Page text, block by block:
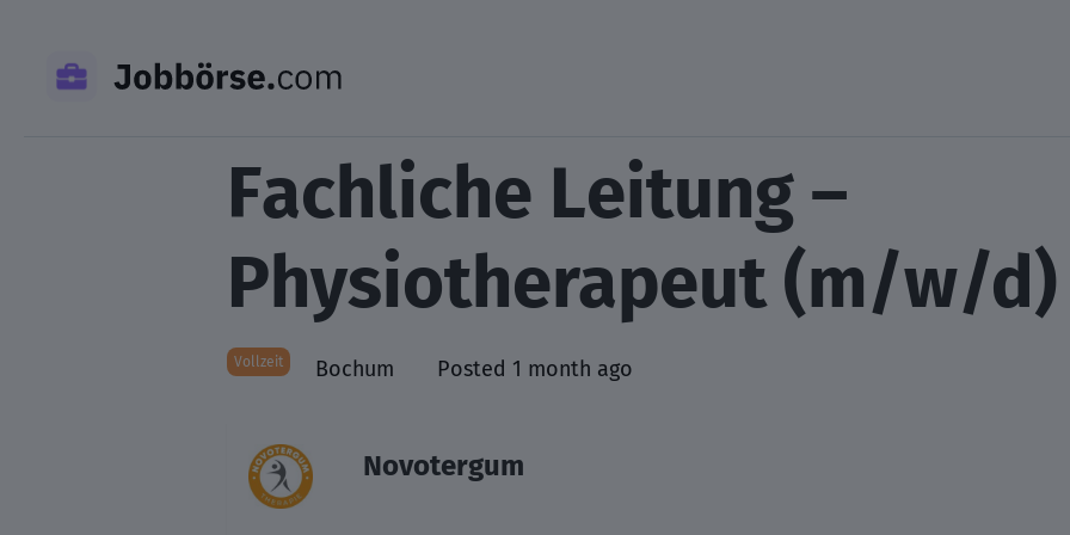
Fachliche Leitung –
Physiotherapeut (m/w/d)
Vollzeit Bochum Posted 1 month ago
Novotergum